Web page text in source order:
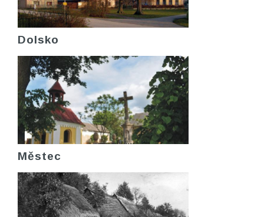
Dolsko
Městec